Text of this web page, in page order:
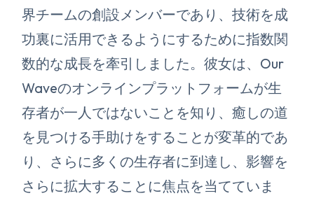
界チームの創設メンバーであり、技術を成
功裏に活用できるようにするために指数関
数的な成長を牽引しました。彼女は、Our
Waveのオンラインプラットフォームが生
存者が一人ではないことを知り、癒しの道
を見つける手助けをすることが変革的であ
り、さらに多くの生存者に到達し、影響を
さらに拡大することに焦点を当てていま